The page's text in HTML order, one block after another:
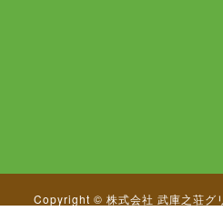
Copyright © 株式会社 武庫之荘